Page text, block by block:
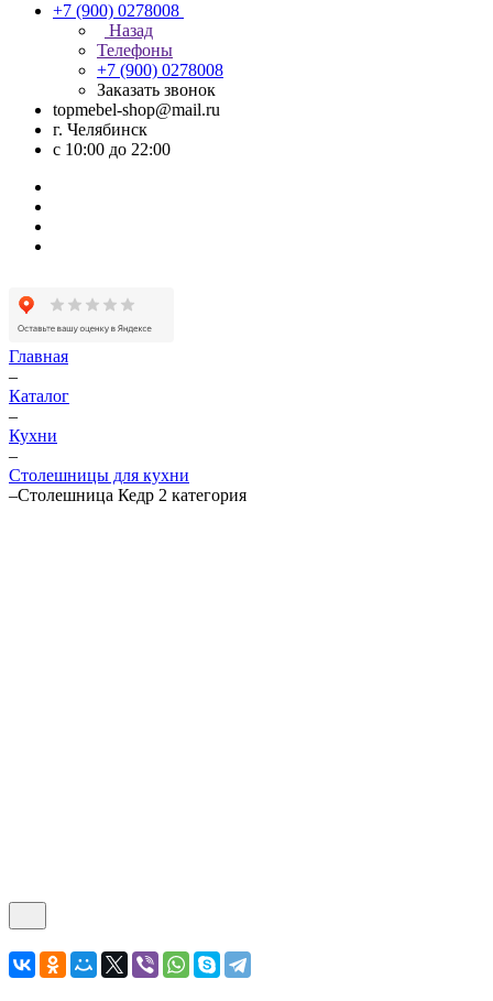
+7 (900) 0278008
Назад
Телефоны
+7 (900) 0278008
Заказать звонок
topmebel-shop@mail.ru
г. Челябинск
с 10:00 до 22:00
Главная
–
Каталог
–
Кухни
–
Столешницы для кухни
–Столешница Кедр 2 категория